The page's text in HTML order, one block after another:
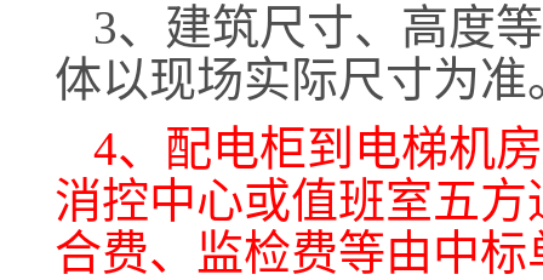
3、建筑尺寸、高度
体以现场实际尺寸为准
4、配电柜到电梯机
消控中心或值班室五
合费、监检费等由中标